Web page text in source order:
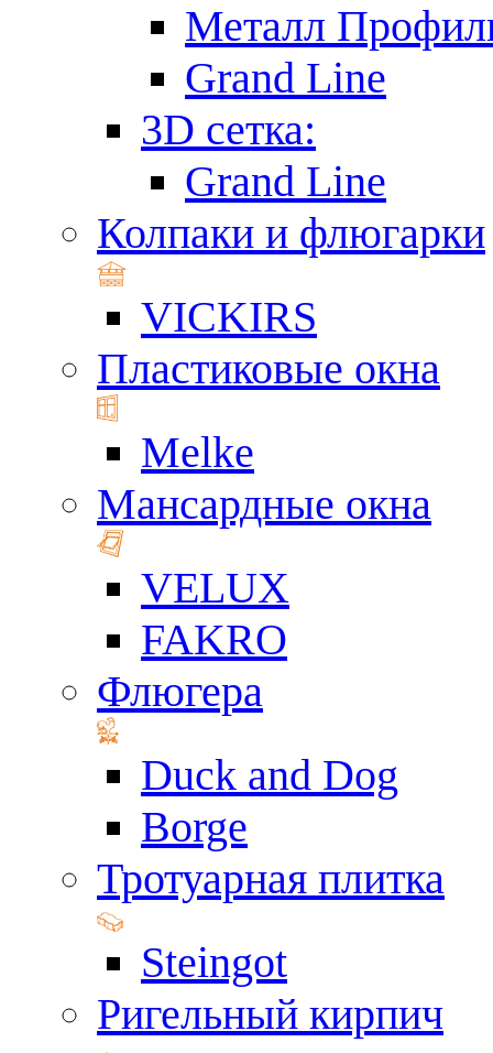
Металл
Grand Line
3D сетка:
Grand Line
Колпаки и флюгарки
VICKIRS
Пластиковые окна
Melke
Мансардные окна
VELUX
FAKRO
Флюгера
Duck and Dog
Borge
Тротуарная плитка
Steingot
Ригельный кирпич